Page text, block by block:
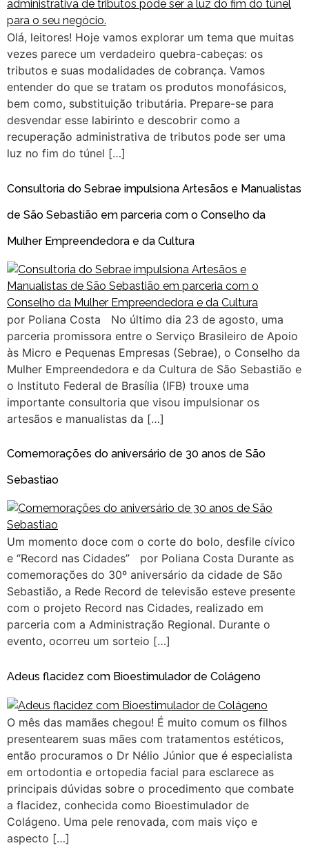
Olá, leitores! Hoje vamos explorar um tema que muitas
vezes parece um verdadeiro quebra-cabeças: os
tributos e suas modalidades de cobrança. Vamos
entender do que se tratam os produtos monofásicos,
bem como, substituição tributária. Prepare-se para
desvendar esse labirinto e descobrir como a
recuperação administrativa de tributos pode ser uma
luz no fim do túnel […]
Consultoria do Sebrae impulsiona Artesãos e Manualistas
de São Sebastião em parceria com o Conselho da
Mulher Empreendedora e da Cultura
por Poliana Costa No último dia 23 de agosto, uma
parceria promissora entre o Serviço Brasileiro de Apoio
às Micro e Pequenas Empresas (Sebrae), o Conselho da
Mulher Empreendedora e da Cultura de São Sebastião e
o Instituto Federal de Brasília (IFB) trouxe uma
importante consultoria que visou impulsionar os
artesãos e manualistas da […]
Comemorações do aniversário de 30 anos de São
Sebastiao
Um momento doce com o corte do bolo, desfile cívico
e “Record nas Cidades” por Poliana Costa Durante as
comemorações do 30º aniversário da cidade de São
Sebastião, a Rede Record de televisão esteve presente
com o projeto Record nas Cidades, realizado em
parceria com a Administração Regional. Durante o
evento, ocorreu um sorteio […]
Adeus flacidez com Bioestimulador de Colágeno
O mês das mamães chegou! É muito comum os filhos
presentearem suas mães com tratamentos estéticos,
então procuramos o Dr Nélio Júnior que é especialista
em ortodontia e ortopedia facial para esclarece as
principais dúvidas sobre o procedimento que combate
a flacidez, conhecida como Bioestimulador de
Colágeno. Uma pele renovada, com mais viço e
aspecto […]